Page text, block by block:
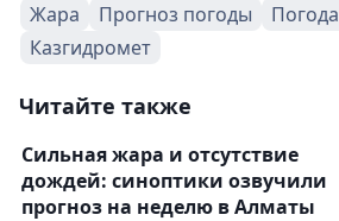
Жара
Прогноз погоды Погода
Казгидромет
Читайте также
Сильная жара и отсутствие
дождей: синоптики озвучили
прогноз на неделю в Алматы